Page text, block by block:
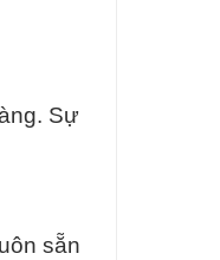
Sự
sẵn